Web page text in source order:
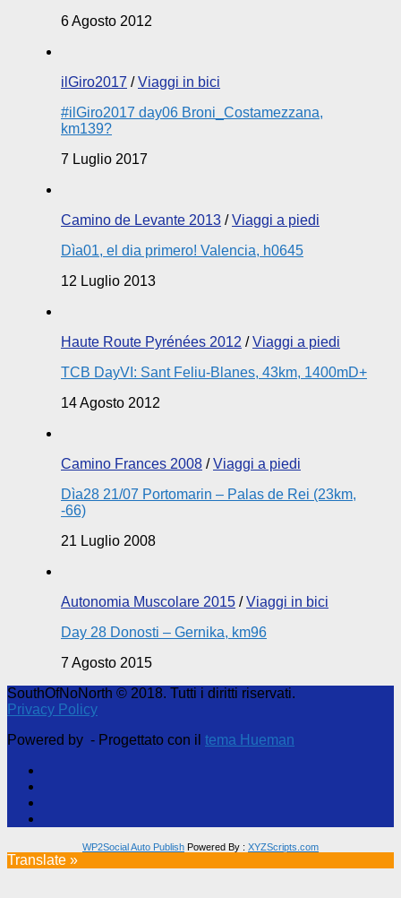
6 Agosto 2012
ilGiro2017 /Viaggi in bici
​#ilGiro2017 day06 Broni_Costamezzana,
km139?
7 Luglio 2017
Camino de Levante 2013 /Viaggi a piedi
Dìa01, el dia primero! Valencia, h0645
12 Luglio 2013
Haute Route Pyrénées 2012 /Viaggi a piedi
TCB DayVI: Sant Feliu-Blanes, 43km, 1400mD+
14 Agosto 2012
Camino Frances 2008 /Viaggi a piedi
Dìa28 21/07 Portomarin – Palas de Rei (23km,
-66)
21 Luglio 2008
Autonomia Muscolare 2015 /Viaggi in bici
Day 28 Donosti – Gernika, km96
7 Agosto 2015
SouthOfNoNorth © 2018. Tutti i diritti riservati.
Privacy Policy
Powered by - Progettato con il tema Hueman
WP2Social Auto Publish Powered By : XYZScripts.com
Translate »